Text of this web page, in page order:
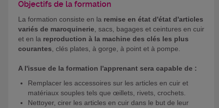
Objectifs de la formation
La formation consiste en la remise en état d'état d'articles
variés de maroquinerie , sacs, bagages et ceintures en cuir
et en la reproduction à la machine des clés les plus
courantes , clés plates, à gorge, à point et à pompe.
A l'issue de la formation l'apprenant sera capable de :
Remplacer les accessoires sur les articles en cuir et
matériaux souples tels que œillets, rivets, crochets.
Nettoyer, cirer les articles en cuir dans le but de leur